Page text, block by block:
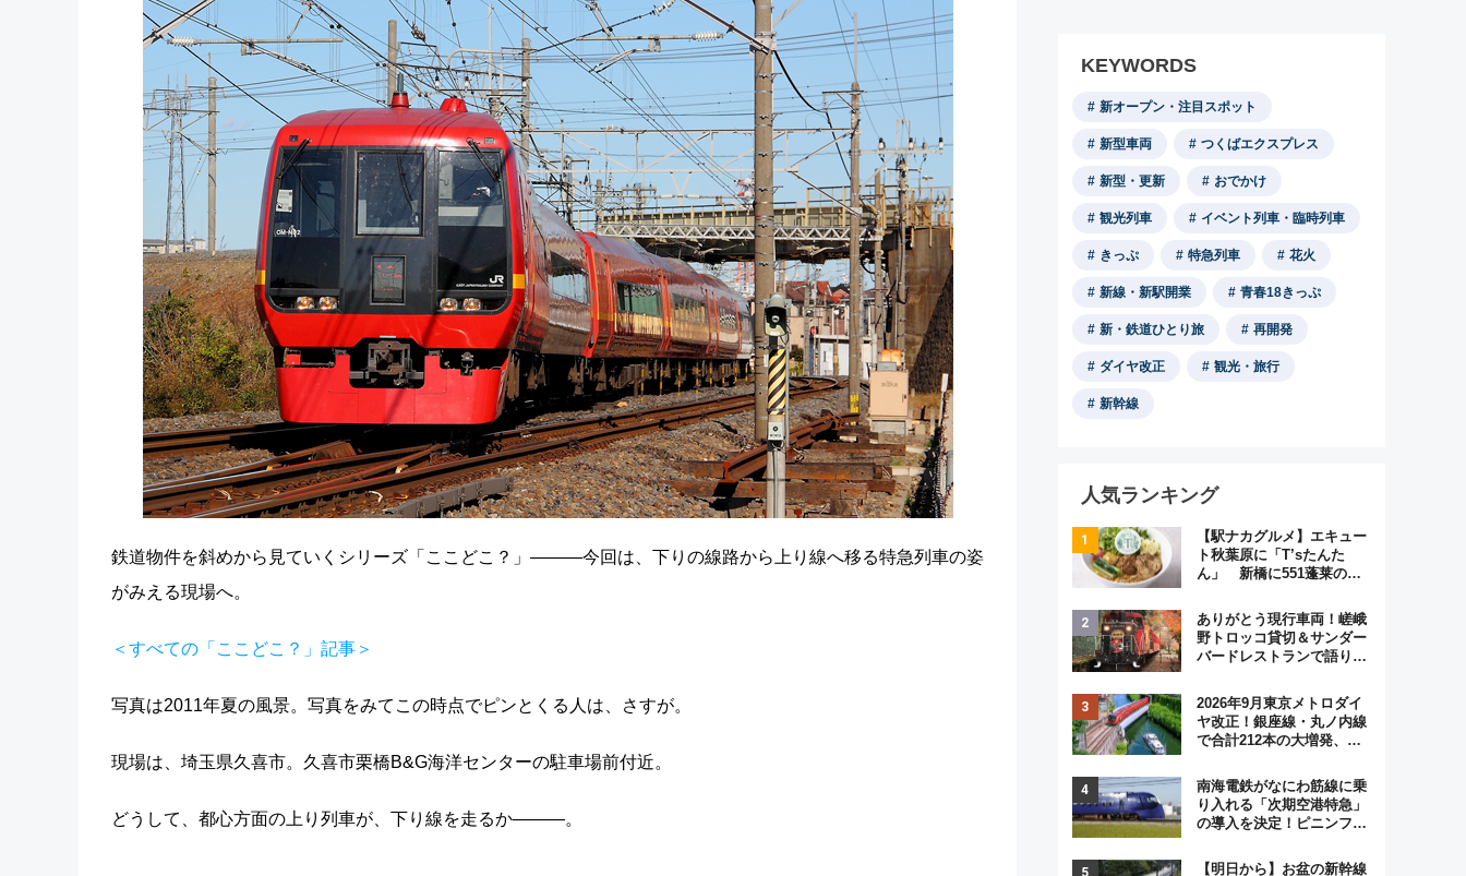
鉄道物件を斜めから見ていくシリーズ「ここどこ？」―――今回は、下りの線路から上り線へ移る特急列車の姿
がみえる現場へ。
＜すべての「ここどこ？」記事＞
写真は2011年夏の風景。写真をみてこの時点でピンとくる人は、さすが。
現場は、埼玉県久喜市。久喜市栗橋B&G海洋センターの駐車場前付近。
どうして、都心方面の上り列車が、下り線を走るか―――。
KEYWORDS
新オープン・注目スポット
新型車両 つくばエクスプレス
新型・更新 おでかけ
観光列車 イベント列車・臨時列車
きっぷ 特急列車 花火
新線・新駅開業 青春18きっぷ
新・鉄道ひとり旅 再開発
ダイヤ改正 観光・旅行
新幹線
人気ランキング
【駅ナカグルメ】エキュー
ト秋葉原に「T’sたんた
ん」 新橋に551蓬莱の
オムライス専門店「肉とた
まご」新グルメ続々登場！
【2026年8月】
ありがとう現行車両！嵯峨
野トロッコ貸切＆サンダー
バードレストランで語り合
原トシヒロと行く！9月13
日「京都の鉄道満喫ツア
ー」開催
2026年9月東京メトロダイ
ヤ改正！銀座線・丸ノ内線
で合計212本の大増発、混
南海電鉄がなにわ筋線に乗
り入れる「次期空港特急」
の導入を決定！ピニンファ
デザイン
【明日から】お盆の新幹線